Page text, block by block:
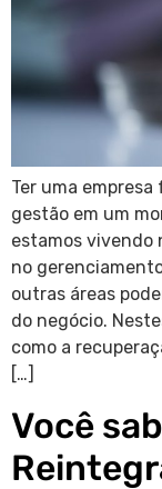
Ter uma
gestão em um
estamos vivendo
no
outras áreas
do negócio.
como a
[…]
Você